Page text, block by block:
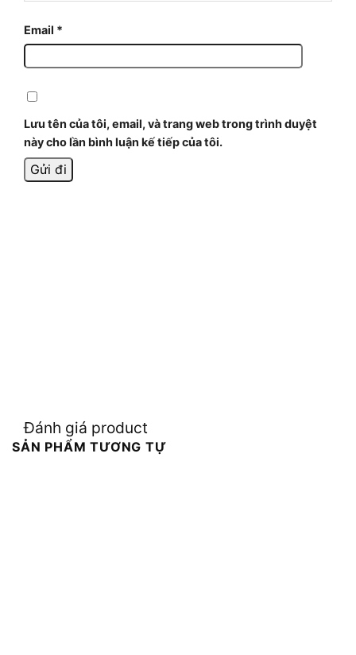
Email *
Lưu tên của tôi, email, và trang web trong trình duyệt
này cho lần bình luận kế tiếp của tôi.
Đánh giá product
SẢN PHẨM TƯƠNG TỰ